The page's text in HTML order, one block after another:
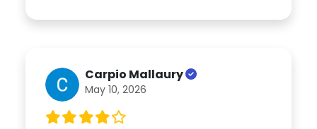
Carpio Mallaury
May 10, 2026